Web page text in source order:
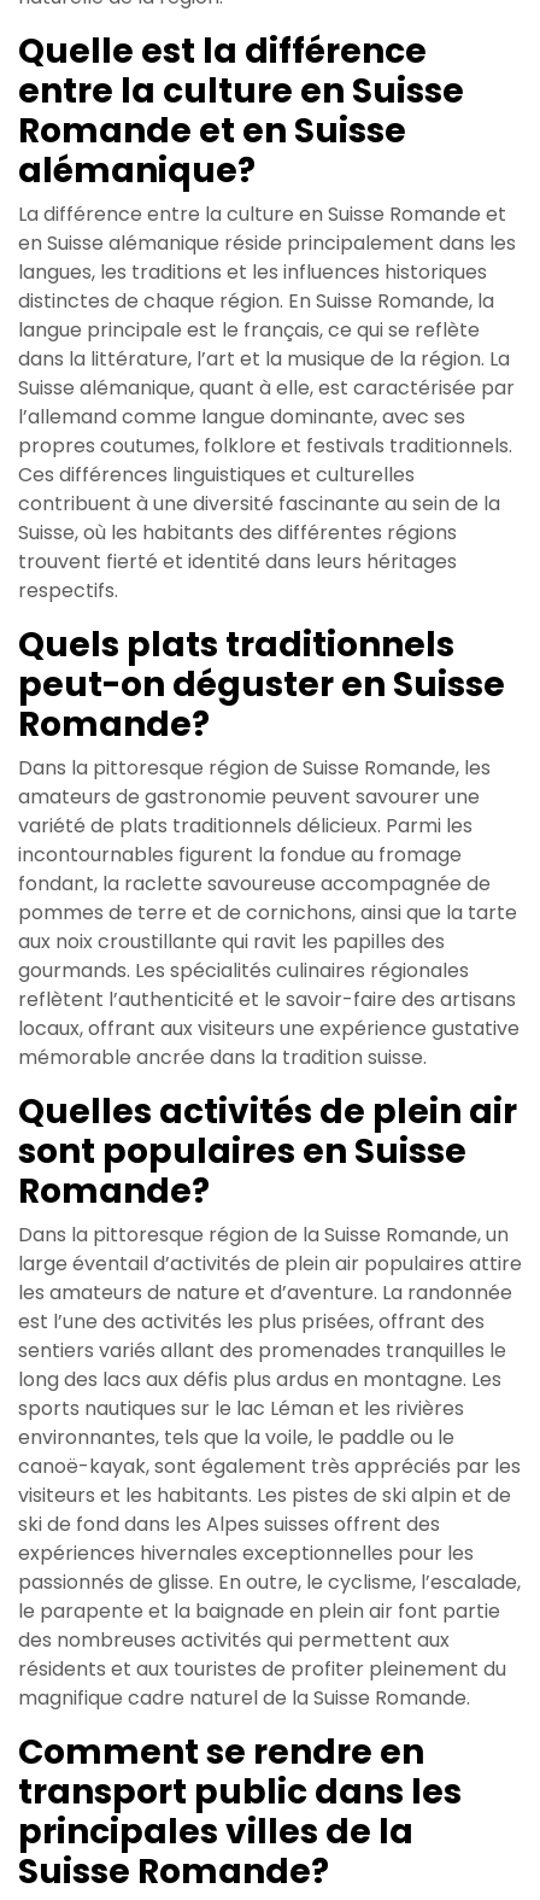
Quelle est la différence
entre la culture en Suisse
Romande et en Suisse
alémanique?
La différence entre la culture en Suisse Romande et
en Suisse alémanique réside principalement dans les
langues, les traditions et les influences historiques
distinctes de chaque région. En Suisse Romande, la
langue principale est le français, ce qui se reflète
dans la littérature, l’art et la musique de la région. La
Suisse alémanique, quant à elle, est caractérisée par
l’allemand comme langue dominante, avec ses
propres coutumes, folklore et festivals traditionnels.
Ces différences linguistiques et culturelles
contribuent à une diversité fascinante au sein de la
Suisse, où les habitants des différentes régions
trouvent fierté et identité dans leurs héritages
respectifs.
Quels plats traditionnels
peut-on déguster en Suisse
Romande?
Dans la pittoresque région de Suisse Romande, les
amateurs de gastronomie peuvent savourer une
variété de plats traditionnels délicieux. Parmi les
incontournables figurent la fondue au fromage
fondant, la raclette savoureuse accompagnée de
pommes de terre et de cornichons, ainsi que la tarte
aux noix croustillante qui ravit les papilles des
gourmands. Les spécialités culinaires régionales
reflètent l’authenticité et le savoir-faire des artisans
locaux, offrant aux visiteurs une expérience gustative
mémorable ancrée dans la tradition suisse.
Quelles activités de plein air
sont populaires en Suisse
Romande?
Dans la pittoresque région de la Suisse Romande, un
large éventail d’activités de plein air populaires attire
les amateurs de nature et d’aventure. La randonnée
est l’une des activités les plus prisées, offrant des
sentiers variés allant des promenades tranquilles le
long des lacs aux défis plus ardus en montagne. Les
sports nautiques sur le lac Léman et les rivières
environnantes, tels que la voile, le paddle ou le
canoë-kayak, sont également très appréciés par les
visiteurs et les habitants. Les pistes de ski alpin et de
ski de fond dans les Alpes suisses offrent des
expériences hivernales exceptionnelles pour les
passionnés de glisse. En outre, le cyclisme, l’escalade,
le parapente et la baignade en plein air font partie
des nombreuses activités qui permettent aux
résidents et aux touristes de profiter pleinement du
magnifique cadre naturel de la Suisse Romande.
Comment se rendre en
transport public dans les
principales villes de la
Suisse Romande?